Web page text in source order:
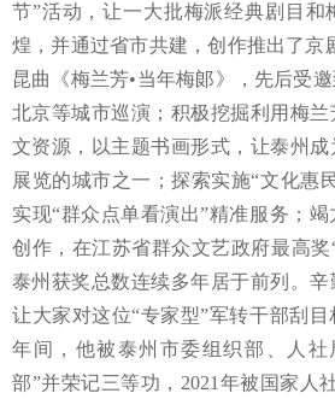
节”活动，让一大批梅派经典剧目和
煌，并通过省市共建，创作推出了京
昆曲《梅兰芳•当年梅郞》，先后受
北京等城市巡演；积极挖掘利用梅兰
文资源，以主题书画形式，让泰州
展览的城市之一；探索实施“文化惠
实现“群众点单看演出”精准服务；
创作，在江苏省群众文艺政府最高奖
泰州获奖总数连续多年居于前列。
让大家对这位“专家型”军转干部刮目
年间，他被泰州市委组织部、人社
部”并荣记三等功， 2021年被国家人